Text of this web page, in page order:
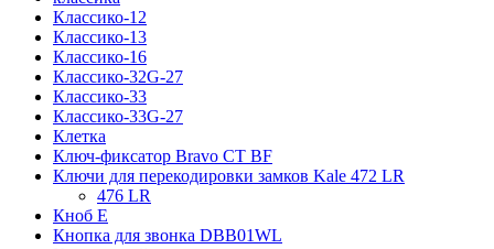
Классико-12
Классико-13
Классико-16
Классико-32G-27
Классико-33
Классико-33G-27
Клетка
Ключ-фиксатор Bravo СТ BF
Ключи для перекодировки замков Kale 472 LR
476 LR
Кноб Е
Кнопка для звонка DBB01WL